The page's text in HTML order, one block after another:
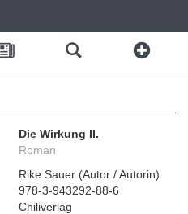
Die Wirkung II.
Roman
Rike Sauer (Autor / Autorin)
978-3-943292-88-6
Chiliverlag